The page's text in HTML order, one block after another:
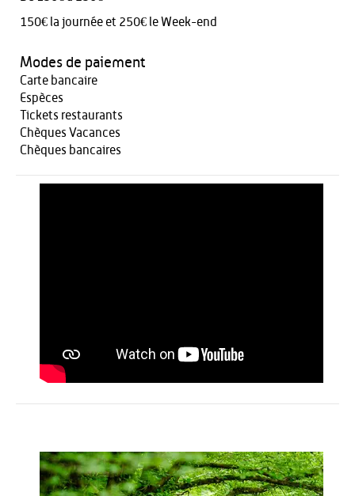
150€ la journée et 250€ le Week-end
Modes de paiement
Carte bancaire
Espèces
Tickets restaurants
Chèques Vacances
Chèques bancaires